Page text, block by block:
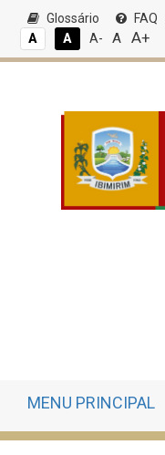
Glossário FAQ
A
A A- A A+
MENU PRINCIPAL